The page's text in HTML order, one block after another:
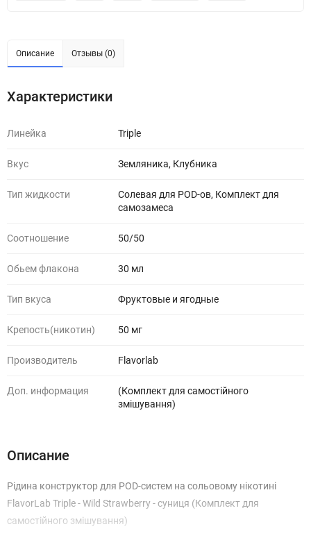
Описание Отзывы (0)
Характеристики
Линейка Triple
Вкус Земляника, Клубника
Тип жидкости
Солевая для POD-ов, Комплект для
самозамеса
Соотношение 50/50
Обьем флакона 30 мл
Тип вкуса Фруктовые и ягодные
Крепость(никотин) 50 мг
Производитель Flavorlab
Доп. информация
(Комплект для самостійного
змішування)
Описание
Рідина конструктор для POD-систем на сольовому нікотині
FlavorLab Triple - Wild Strawberry - суниця (Комплект для
самостійного змішування)